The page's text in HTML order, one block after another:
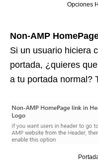
Opciones
Non-AMP
Si un usuario hiciera
portada, ¿quieres
a tu portada normal?